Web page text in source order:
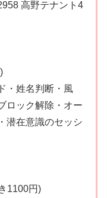
高野テナント4
・姓名判断・風
ロック解除・オー
潜在意識のセッシ
1100円)